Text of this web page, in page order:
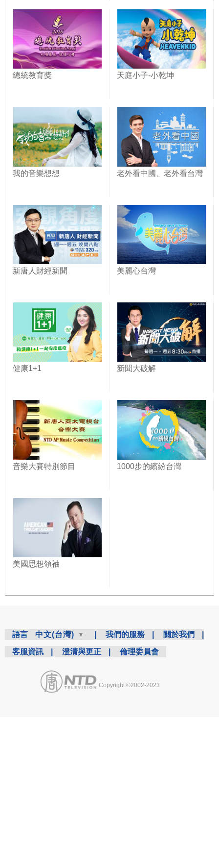
總統教育獎 天庭小子-小乾坤
我的音樂想想 老外看中國、老外看台灣
新唐人財經新聞 美麗心台灣
健康1+1 新聞大破解
音樂大賽特別節目 1000步的繽紛台灣
美國思想領袖
語言 中文(台灣) 我們的服務 關於我們
客服資訊 澄清與更正 倫理委員會
Copyright ©2002-2023